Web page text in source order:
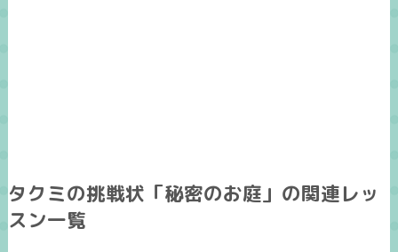
タクミの挑戦状「秘密のお庭」の関連レッ
スン一覧